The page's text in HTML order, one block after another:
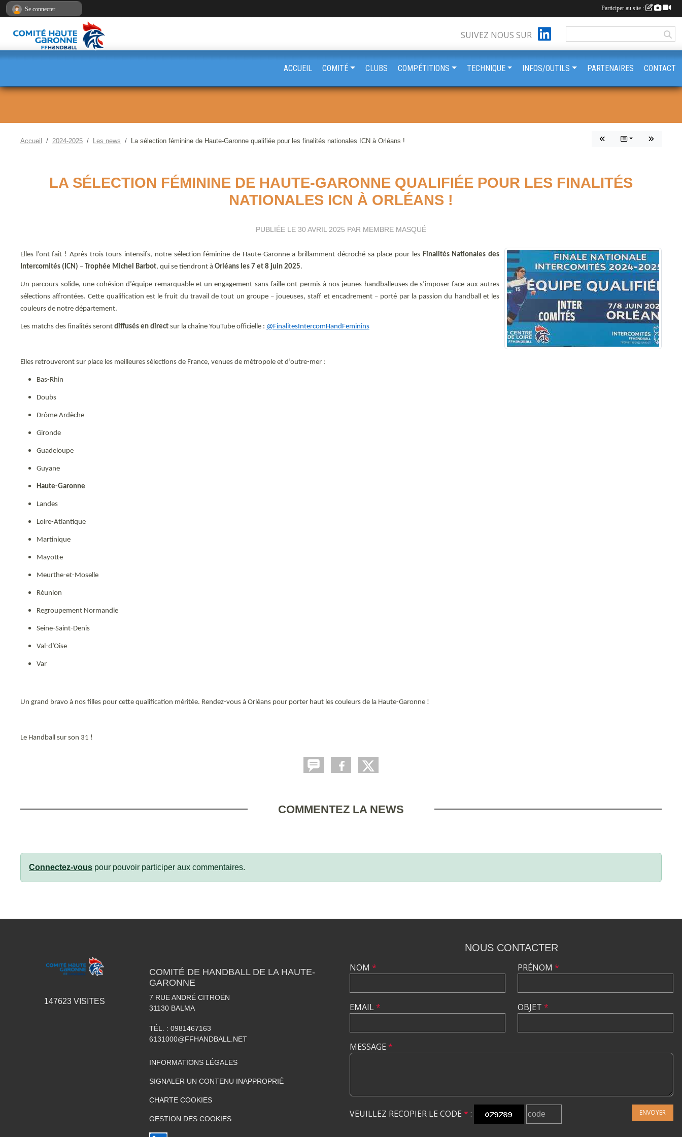
Accueil 2024-2025 Les news La sélection féminine de Haute-Garonne qualifiée pour les finalités nationales ICN à Orléans !
LA SÉLECTION FÉMININE DE HAUTE-GARONNE QUALIFIÉE POUR LES FINALITÉS
NATIONALES ICN À ORLÉANS !
PUBLIÉE LE 30 AVRIL 2025 PAR MEMBRE MASQUÉ
Elles l’ont fait ! Après trois tours intensifs, notre sélection féminine de Haute-Garonne a brillamment décroché sa place pour les Finalités Nationales des
Intercomités (ICN) – Trophée Michel Barbot, qui se tiendront à Orléans les 7 et 8 juin 2025.
Un parcours solide, une cohésion d’équipe remarquable et un engagement sans faille ont permis à nos jeunes handballeuses de s’imposer face aux autres
sélections affrontées. Cette qualification est le fruit du travail de tout un groupe – joueuses, staff et encadrement – porté par la passion du handball et les
couleurs de notre département.
Les matchs des finalités seront diffusés en direct sur la chaîne YouTube officielle : @FinalitesIntercomHandFeminins
Elles retrouveront sur place les meilleures sélections de France, venues de métropole et d’outre-mer :
Bas-Rhin
Doubs
Drôme Ardèche
Gironde
Guadeloupe
Guyane
Haute-Garonne
Landes
Loire-Atlantique
Martinique
Mayotte
Meurthe-et-Moselle
Réunion
Regroupement Normandie
Seine-Saint-Denis
Val-d’Oise
Var
Un grand bravo à nos filles pour cette qualification méritée. Rendez-vous à Orléans pour porter haut les couleurs de la Haute-Garonne !
Le Handball sur son 31 !
COMMENTEZ LA NEWS
Connectez-vous pour pouvoir participer aux commentaires.
SUIVEZ NOUS SUR
ACCUEIL COMITÉ CLUBS COMPÉTITIONS TECHNIQUE INFOS/OUTILS PARTENAIRES CONTACT
147623 VISITES
COMITÉ DE HANDBALL DE LA HAUTE-
GARONNE
7 RUE ANDRÉ CITROËN
31130 BALMA
TÉL. : 0981467163
6131000@FFHANDBALL.NET
INFORMATIONS LÉGALES
SIGNALER UN CONTENU INAPPROPRIÉ
CHARTE COOKIES
GESTION DES COOKIES
NOUS CONTACTER
NOM *
EMAIL*
PRÉNOM *
OBJET *
MESSAGE *
VEUILLEZ RECOPIER LE CODE * : ENVOYER
Se connecter Participer au site :
Panneau de gestion des cookies